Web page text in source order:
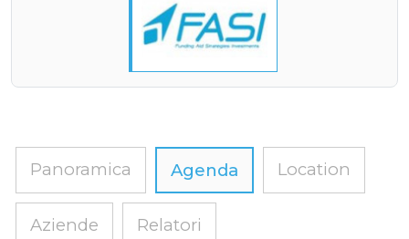
Panoramica Agenda Location
Aziende Relatori